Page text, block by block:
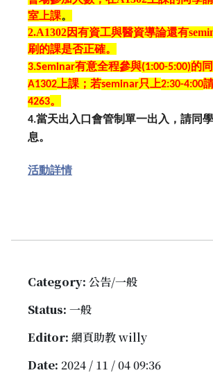
室上課。
2.A1302因有資工與醫資導論還有
刷的課是否正確。
3.Seminar有意全程參與(1:00-5:00)的
A1302 上課；若seminar只上2:30-4:00
4263。
4.當天出入口會管制單一出入，請同
息。
活動詳情
Category: 公告/一般
Status: 一般
Editor: 網頁助教 willy
Date: 2024 / 11 / 04 09:36